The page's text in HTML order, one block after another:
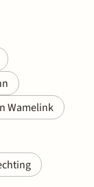
Wamelink